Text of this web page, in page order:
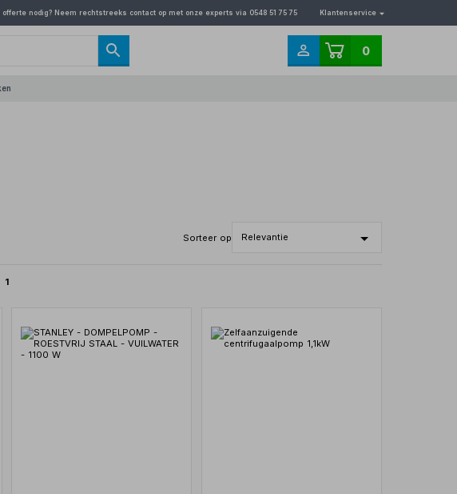
nodig? Neem rechtstreeks contact op met onze experts via 0548 51 75 75 Klantenservice
0
1
Sorteer op